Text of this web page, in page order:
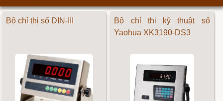
Bộ chỉ thị số DIN-III
Bộ chỉ thị kỹ thuật số
Yaohua XK3190-DS3